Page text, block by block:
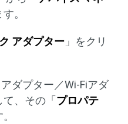
。
アダプター 」をクリ
ダプター／Wi-Fiアダ
、その「 プロパテ